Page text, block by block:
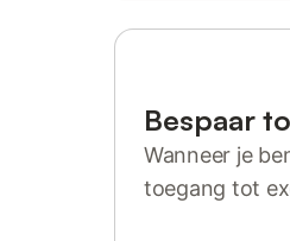
Bespaar
Wanneer je
toegang tot